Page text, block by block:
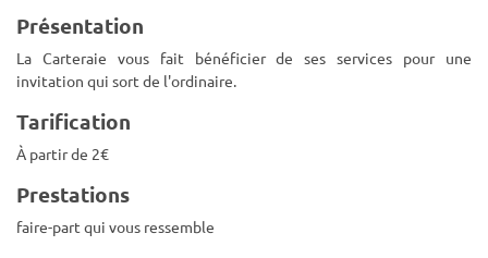
Présentation
La Carteraie vous fait bénéficier de ses services pour une
invitation qui sort de l'ordinaire.
Tarification
À partir de 2€
Prestations
faire-part qui vous ressemble